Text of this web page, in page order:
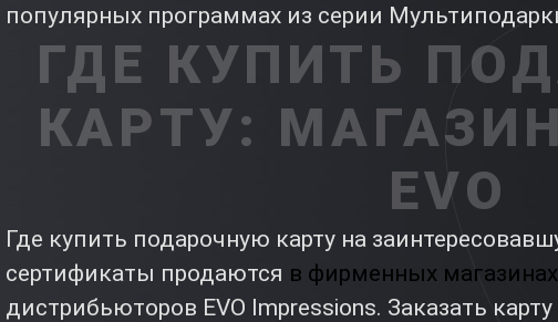
популярных программах из серии
ГДЕ КУПИТЬ
КАРТУ:
EVO
Где купить подарочную карту на
сертификаты продаются в фирменных магазинах
дистрибьюторов EVO Impressions. Заказать